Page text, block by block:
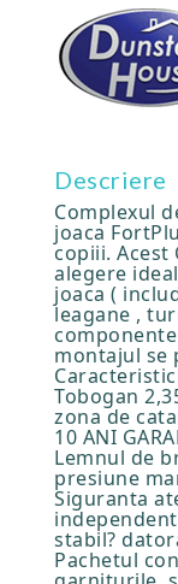
Descriere
Complexul
joaca
copiii. Acest
alegere
joaca (
leagane ,
montajul se
Tobogan
zona de
10 ANI
Lemnul de
presiune
Siguranta
stabil?
Pachetul